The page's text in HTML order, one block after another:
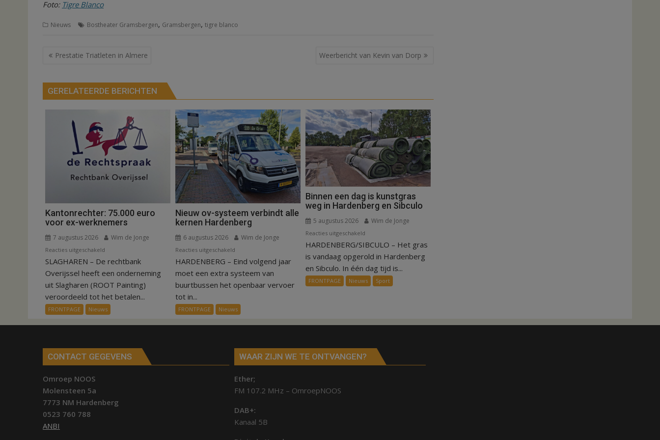
Foto: Tigre Blanco
Nieuws Bostheater Gramsbergen, Gramsbergen, tigre blanco
Bericht
Prestatie Triatleten in Almere Weerbericht van Kevin van Dorp
GERELATEERDE BERICHTEN
Kantonrechter: 75.000 euro
voor ex-werknemers
7 augustus 2026 Wim de Jonge
Reacties uitgeschakeld
Kantonrechter:
75.000
euro
voor
ex-
werknemers
SLAGHAREN – De rechtbank
Overijssel heeft een onderneming
uit Slagharen (ROOT Painting)
veroordeeld tot het betalen...
FRONTPAGE Nieuws
Nieuw ov-systeem verbindt alle
kernen Hardenberg
6 augustus 2026 Wim de Jonge
Reacties uitgeschakeld
Nieuw
ov-
systeem
alle
kernen
Hardenberg
HARDENBERG – Eind volgend jaar
moet een extra systeem van
buurtbussen het openbaar vervoer
tot in...
FRONTPAGE Nieuws
Binnen een dag is kunstgras
weg in Hardenberg en Sibculo
5 augustus 2026 Wim de Jonge
Reacties uitgeschakeld
Binnen
een
dag
is
kunstgras
HARDENBERG/SIBCULO – Het gras
is vandaag opgerold in Hardenberg
en Sibculo. In één dag tijd is...
FRONTPAGE Nieuws Sport
CONTACT GEGEVENS
Omroep NOOS
Molensteen 5a
7773 NM Hardenberg
0523 760 788
ANBI
WAAR ZIJN WE TE ONTVANGEN?
Ether;
FM 107.2 MHz – OmroepNOOS
DAB+:
Kanaal 5B